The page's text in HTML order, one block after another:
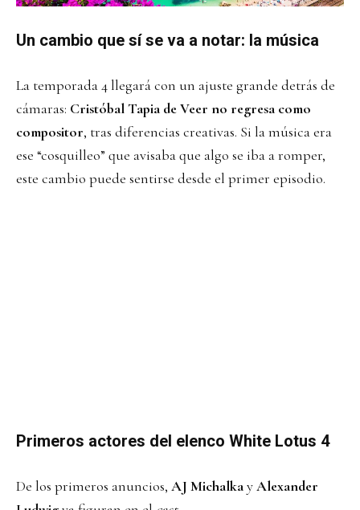
Un cambio que sí se va a notar: la música
La temporada 4 llegará con un ajuste grande detrás de
cámaras: Cristóbal Tapia de Veer no regresa como
compositor, tras diferencias creativas. Si la música era
ese “cosquilleo” que avisaba que algo se iba a romper,
este cambio puede sentirse desde el primer episodio.
Primeros actores del elenco White Lotus 4
De los primeros anuncios, AJ MichalkayAlexander